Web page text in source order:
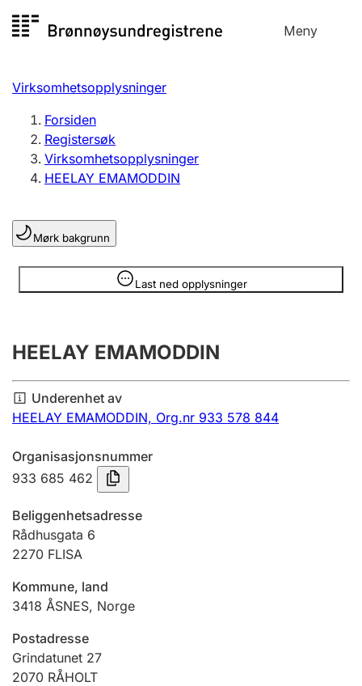
til
Meny
Registersøk
Aksjeselskap
Enkeltpersonforetak
Registrere, endre, slette
Lag og forening
Registrere, endre, slette
Årsregnskap
Innsending og forsinkelsesgebyr
Tinglysing
Jeger
Betaling og jegeravgiftskort
Ektepaktveileder
Offentlig sektor
Virksomhetsopplysninger
Forsiden
Registersøk
Virksomhetsopplysninger
HEELAY EMAMODDIN
Mørk bakgrunn
Last ned opplysninger
Opplysninger er skjult
HEELAY EMAMODDIN
Underenhet av
HEELAY EMAMODDIN, Org.nr 933 578 844
Organisasjonsnummer
933 685 462
Beliggenhetsadresse
Rådhusgata 6
2270 FLISA
Kommune, land
3418 ÅSNES, Norge
Postadresse
Grindatunet 27
2070 RÅHOLT